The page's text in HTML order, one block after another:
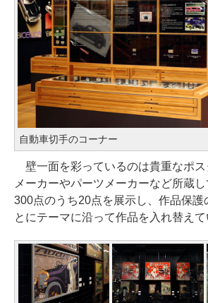
自動車切手のコーナー
壁一面を彩っているのは貴重なポス
メーカーやパーツメーカーなど所蔵
300点のうち20点を展示し、作品保護
とにテーマに沿って作品を入れ替えて